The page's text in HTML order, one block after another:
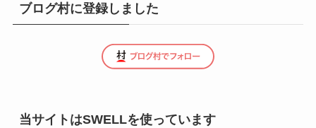
ブログ村に登録しました
当サイトはSWELLを使っています